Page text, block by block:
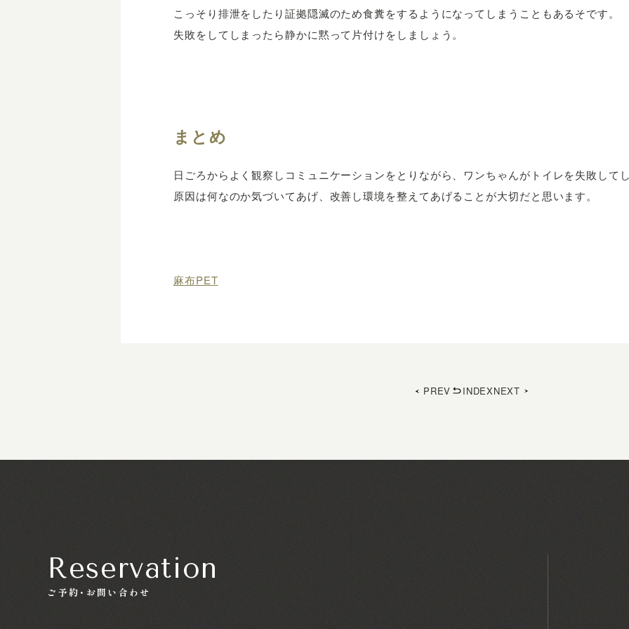
こっそり排泄をしたり証拠隠滅のため食糞をするようになってしまうこともあるそです。
失敗をしてしまったら静かに黙って片付けをしましょう。
まとめ
日ごろからよく観察しコミュニケーションをとりながら、ワンちゃんがトイレを失敗して
原因は何なのか気づいてあげ、改善し環境を整えてあげることが大切だと思います。
麻布PET
PREV INDEXNEXT
Reservation
ご予約・お問い合わせ